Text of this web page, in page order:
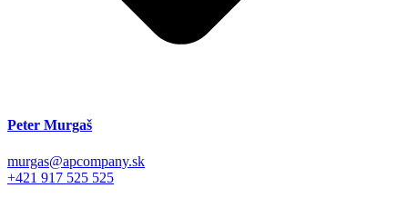
Peter Murgaš
murgas@apcompany.sk
+421 917 525 525